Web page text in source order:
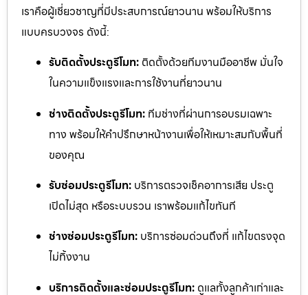
เราคือผู้เชี่ยวชาญที่มีประสบการณ์ยาวนาน พร้อมให้บริการ
แบบครบวงจร ดังนี้:
รับติดตั้งประตูรีโมท: ติดตั้งด้วยทีมงานมืออาชีพ มั่นใจ
ในความแข็งแรงและการใช้งานที่ยาวนาน
ช่างติดตั้งประตูรีโมท: ทีมช่างที่ผ่านการอบรมเฉพาะ
ทาง พร้อมให้คำปรึกษาหน้างานเพื่อให้เหมาะสมกับพื้นที่
ของคุณ
รับซ่อมประตูรีโมท: บริการตรวจเช็คอาการเสีย ประตู
เปิดไม่สุด หรือระบบรวน เราพร้อมแก้ไขทันที
ช่างซ่อมประตูรีโมท: บริการซ่อมด่วนถึงที่ แก้ไขตรงจุด
ไม่ทิ้งงาน
บริการติดตั้งและซ่อมประตูรีโมท: ดูแลทั้งลูกค้าเก่าและ